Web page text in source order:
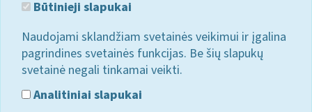
Būtinieji slapukai
Naudojami sklandžiam svetainės veikimui ir įgalina
pagrindines svetainės funkcijas. Be šių slapukų
svetainė negali tinkamai veikti.
Analitiniai slapukai